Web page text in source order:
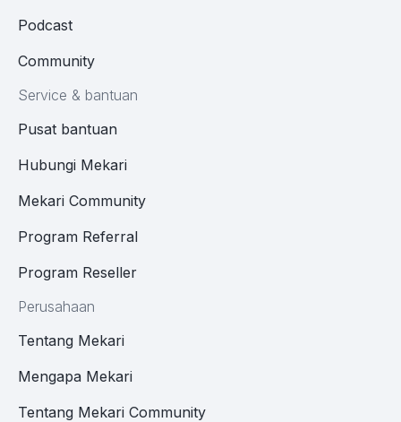
Podcast
Community
Service & bantuan
Pusat bantuan
Hubungi Mekari
Mekari Community
Program Referral
Program Reseller
Perusahaan
Tentang Mekari
Mengapa Mekari
Tentang Mekari Community